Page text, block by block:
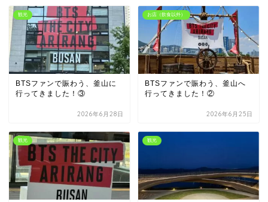
観光
BTSファンで賑わう、釜山に
行ってきました！③
2026年6月28日
お店（飲食以外）
BTSファンで賑わう、釜山へ
行ってきました！②
2026年6月25日
観光 観光